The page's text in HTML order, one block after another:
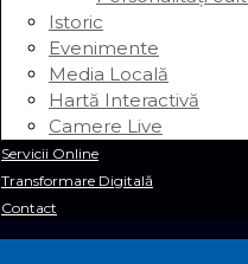
Istoric
Evenimente
Media Locală
Hartă Interactivă
Camere Live
Servicii Online
Transformare Digitală
Contact